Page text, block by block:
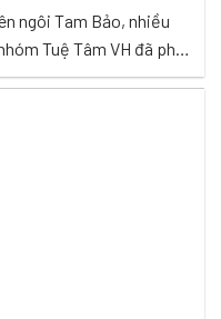
ngôi Tam Bảo, nhiều
Tuệ Tâm VH đã phát
chùa trên nhiều tỉnh